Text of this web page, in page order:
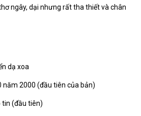
ngây, dại nhưng rất tha thiết và chân
dạ xoa
năm 2000 (đầu tiên của bản)
tin (đầu tiên)